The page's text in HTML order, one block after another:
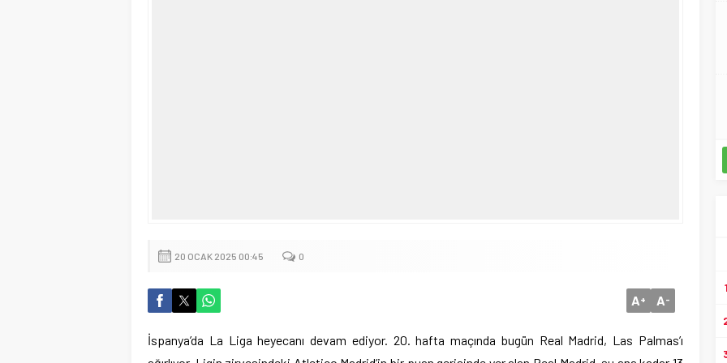
20 OCAK 2025 00:45 0
A+ A-
İspanya’da La Liga heyecanı devam ediyor. 20. hafta maçında bugün Real Madrid, Las Palmas’ı
1